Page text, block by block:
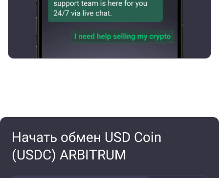
Начать обмен USD Coin
(USDC) ARBITRUM